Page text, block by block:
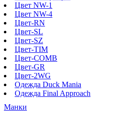
Цвет NW-1
Цвет NW-4
Цвет-RN
Цвет-SL
Цвет-SZ
Цвет-TIM
Цвет-COMB
Цвет-GR
Цвет-2WG
Одежда Duck Mania
Одежда Final Approach
Манки